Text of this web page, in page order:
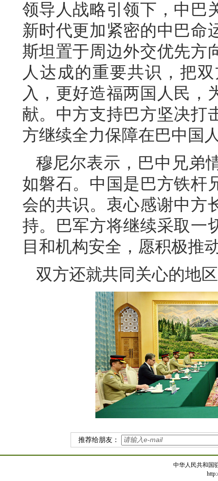
领导人战略引领下，中巴
新时代更加紧密的中巴命
斯坦置于周边外交优先方
人达成的重要共识，把
入，更好造福两国人民，
献。中方支持巴方坚决打
方继续全力保障在巴中国
穆尼尔表示，巴中兄弟
如磐石。中国是巴方铁杆
会的共识。衷心感谢中方
持。巴军方将继续采取一
目和机构安全，愿积极推
双方还就共同关心的地
推荐给朋友：
中华人民共和国